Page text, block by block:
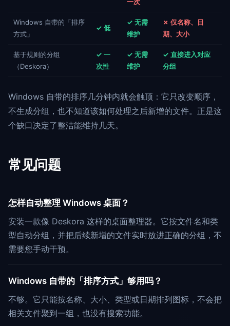
Windows 自带的「排序
方式」
✓ 低
✓ 无需
维护
✗ 仅名称、日
期、大小
基于规则的分组
（Deskora）
✓ 一
次性
✓ 无需
维护
✓ 直接进入对应
分组
Windows 自带的排序几分钟内就会触顶：它只改变顺序，
不生成分组，也不知道该如何处理之后新增的文件。正是这
个缺口决定了整洁能维持几天。
常见问题
怎样自动整理 Windows 桌面？
安装一款像 Deskora 这样的桌面整理器。它按文件名和类
型自动分组，并把后续新增的文件实时放进正确的分组，不
需要您手动干预。
Windows 自带的「排序方式」够用吗？
不够。它只能按名称、大小、类型或日期排列图标，不会把
相关文件聚到一组，也没有搜索功能。